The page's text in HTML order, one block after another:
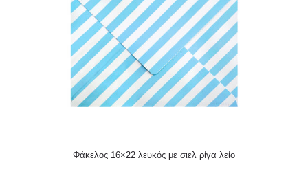
Φάκελος 16×22 λευκός με σιελ ρίγα λείο